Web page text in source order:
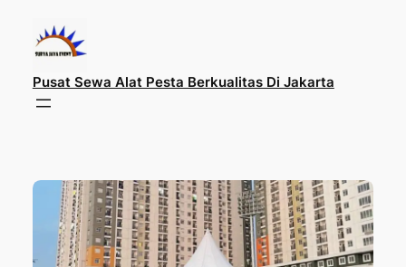
konten
Pusat Sewa Alat Pesta Berkualitas Di Jakarta